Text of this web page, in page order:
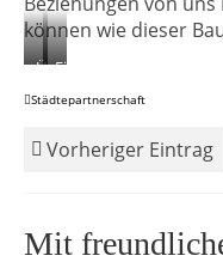
können wie dieser
Übergabe
von
beim
Royal
Einpflanzung
des
©
Städtepartnerschaft
Vorheriger Eintrag
Mit